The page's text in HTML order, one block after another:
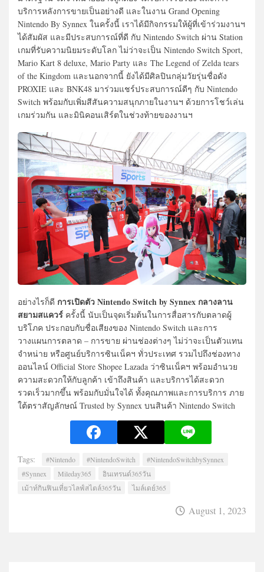
บริการหลังการขายเป็นอย่างดี และในงาน Grand Opening
Nintendo By Synnex ในครั้งนี้ เราได้มีกิจกรรมให้ผู้ที่เข้าร่วมงานฯ
ได้สัมผัส และมีประสบการณ์ที่ดี กับ Nintendo Switch ผ่าน Station
เกมที่รับความนิยมระดับโลก ไม่ว่าจะเป็น Nintendo Switch Sport,
Mario Kart 8 deluxe, Mario Party และ The Legend of Zelda tears
of the Kingdom และนอกจากนี้ ยังได้มีศิลปินกลุ่มวัยรุ่นชื่อดัง
PROXIE และ BNK48 มาร่วมแชร์ประสบการณ์ดีๆ กับ Nintendo
Switch พร้อมกับเพิ่มสีสันความสนุกภายในงานฯ ด้วยการโชว์เล่น
เกมร่วมกัน และมินิคอนเสิร์ตในช่วงท้ายของงานฯ
อย่างไรก็ดี การเปิดตัว Nintendo Switch by Synnex กลางลาน
สยามสแควร์ ครั้งนี้ นับเป็นจุดเริ่มต้นในการสื่อสารกับตลาดผู้
บริโภค ประกอบกับชื่อเสียงของ Nintendo Switch และการ
วางแผนการตลาด – การขาย ผ่านช่องต่างๆ ไม่ว่าจะเป็นตัวแทน
จำหน่าย หรือศูนย์บริการซินเน็คฯ ทั่วประเทศ รวมไปถึงช่องทาง
ออนไลน์ Official Store Shopee Lazada ว่าซินเน็คฯ พร้อมอำนวย
ความสะดวกให้กับลูกค้า เข้าถึงสินค้า และบริการได้สะดวก
รวดเร็วมากขึ้น พร้อมกับมั่นใจได้ ทั้งคุณภาพและการบริการ ภาย
ใต้ตราสัญลักษณ์ Trusted by Synnex บนสินค้า Nintendo Switch
Tags: #Nintendo #NintendoSwitch
#NintendoSwitchbySynnex
#Synnex
Mileday365
อินเทรนด์365วัน
เม้าท์กินฟินเที่ยวไลฟ์สไตล์365วัน
ไมล์เดย์365
August 1, 2023